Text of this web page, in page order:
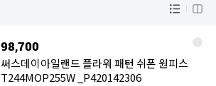
98,700
써스데이아일랜드 플라워 패턴 쉬폰 원피스
T244MOP255W _P420142306